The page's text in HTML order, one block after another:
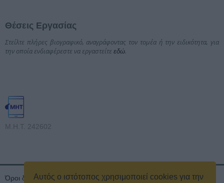
Αυτός ο ιστότοπος χρησιμοποιεί cookies για την
Θέσεις Εργασίας
Στείλτε πλήρες βιογραφικό, αναγράφοντας τον τομέα ή την ειδικότητα, για
την οποία ενδιαφέρεστε να εργαστείτε εδώ.
Μ.Η.Τ. 242602
Όροι διαγωνισμού Όροι Χρήσης Ταυτότητα